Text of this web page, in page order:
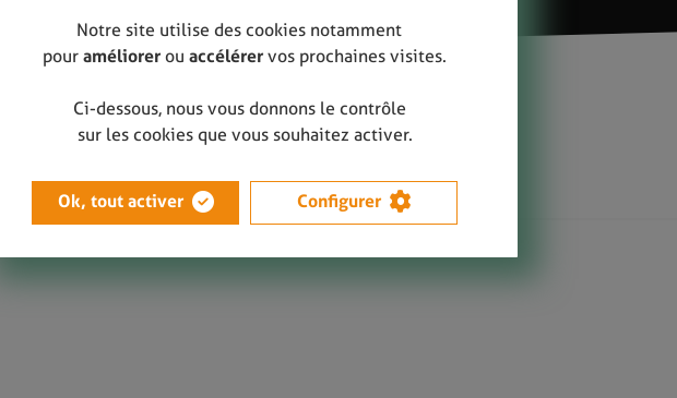
commune en quelques clics Clic4WaPP
Notre site utilise des cookies notamment
pour améliorer ou accélérer vos prochaines visites.
Ci-dessous, nous vous donnons le contrôle
sur les cookies que vous souhaitez activer.
Ok, tout activer Configurer